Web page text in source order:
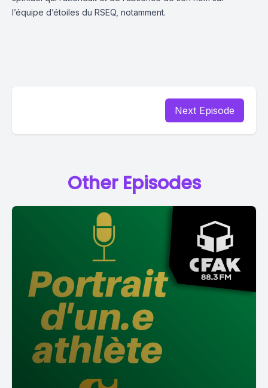
l’équipe d’étoiles du RSEQ, notamment.
Next Episode
Other Episodes